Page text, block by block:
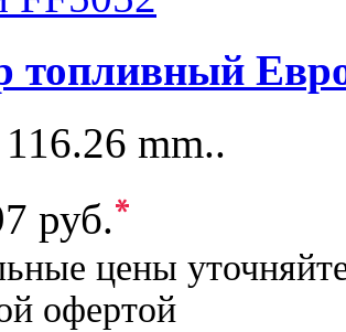
топливный
mm..
руб.*
цены
офертой